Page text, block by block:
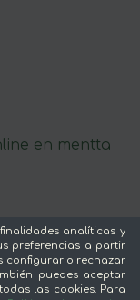
en mentta
analíticas y
preferencias a partir
configurar o rechazar
puedes aceptar
las cookies. Para